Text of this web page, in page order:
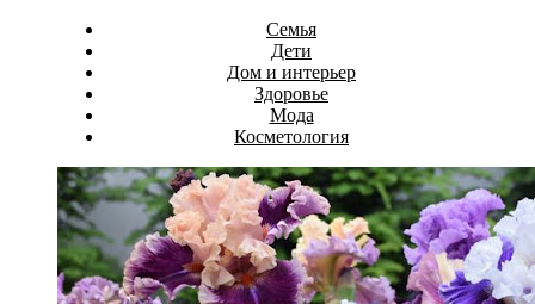
Семья
Дети
Дом и интерьер
Здоровье
Мода
Косметология